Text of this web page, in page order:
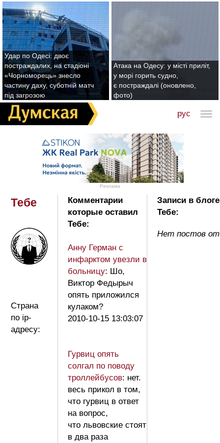
Удар по Одесі: двоє
постраждалих, на стадіоні
«Чорноморець» знесло
частину даху, суботній матч
під загрозою
Атака на Одесу: у місті приліт,
у морі горить судно,
є постраждалі (оновлено,
фото)
рус
Реклама
Тебе
Страна
по ip-
адресу:
Комментарии
которые оставил
Тебе:
Анну Герман с
инфарктом увезли в
больницу: Шо,
Виктор Федырыч
опять приложился
кулаком?
2010-10-15 13:03:07
Гурвиц опять
солгал по поводу
троллейбусов: нет.
весь прикол в том,
что гурвиц в ответ
на вопрос,
что львовские стоят
в два раза
Записи в
Тебе:
Нет постов от